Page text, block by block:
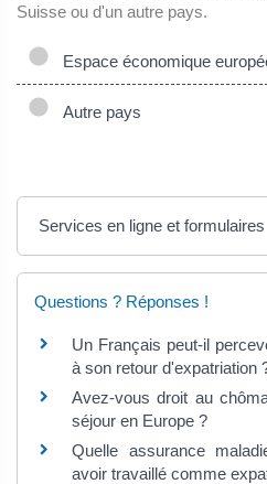
Suisse ou d'un autre pays.
Espace économique
Autre pays
Services en ligne et formulaires
Questions ? Réponses !
Un Français peut-il
à son retour d'expatriation
Avez-vous droit au
séjour en Europe ?
Quelle assurance
avoir travaillé comme